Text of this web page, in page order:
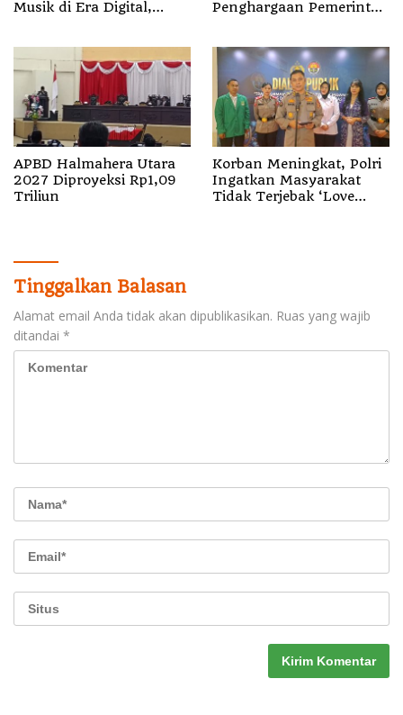
Musik di Era Digital,
Penguatan Royalti
Penghargaan Pemerintah
Dukono
APBD Halmahera Utara
2027 Diproyeksi Rp1,09
Triliun
Korban Meningkat, Polri
Ingatkan Masyarakat
Tidak Terjebak ‘Love
Tinggalkan Balasan
Alamat email Anda tidak akan dipublikasikan. Ruas yang wajib
ditandai *